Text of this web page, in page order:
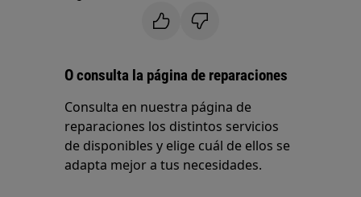
O consulta la página de reparaciones
Consulta en nuestra página de
reparaciones los distintos servicios
de disponibles y elige cuál de ellos se
adapta mejor a tus necesidades.